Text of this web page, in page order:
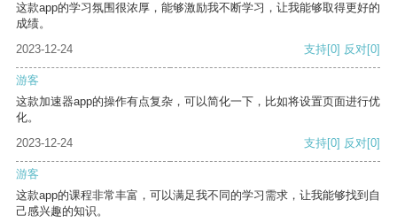
这款app的学习氛围很浓厚，能够激励我不断学习，让我能够取得更好的
成绩。
2023-12-24
支持[0] 反对[0]
游客
这款加速器app的操作有点复杂，可以简化一下，比如将设置页面进行优
化。
2023-12-24
支持[0] 反对[0]
游客
这款app的课程非常丰富，可以满足我不同的学习需求，让我能够找到自
己感兴趣的知识。